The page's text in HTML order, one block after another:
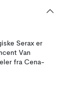
Serax er
Van
fra Cena-